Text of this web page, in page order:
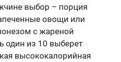
выбор – порция
овощи или
с жареной
один из 10 выберет
высококалорийная